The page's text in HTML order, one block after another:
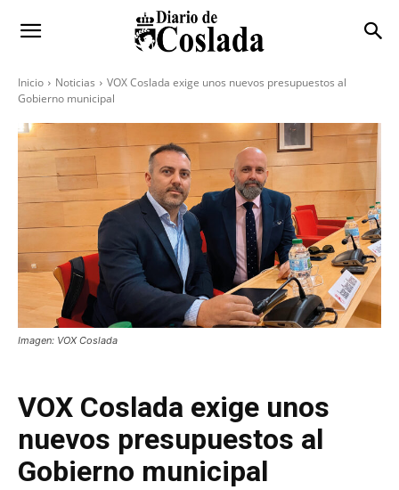
Inicio Noticias
VOX Coslada exige unos nuevos presupuestos al
Gobierno municipal
Imagen: VOX Coslada
VOX Coslada exige unos
nuevos presupuestos al
Gobierno municipal